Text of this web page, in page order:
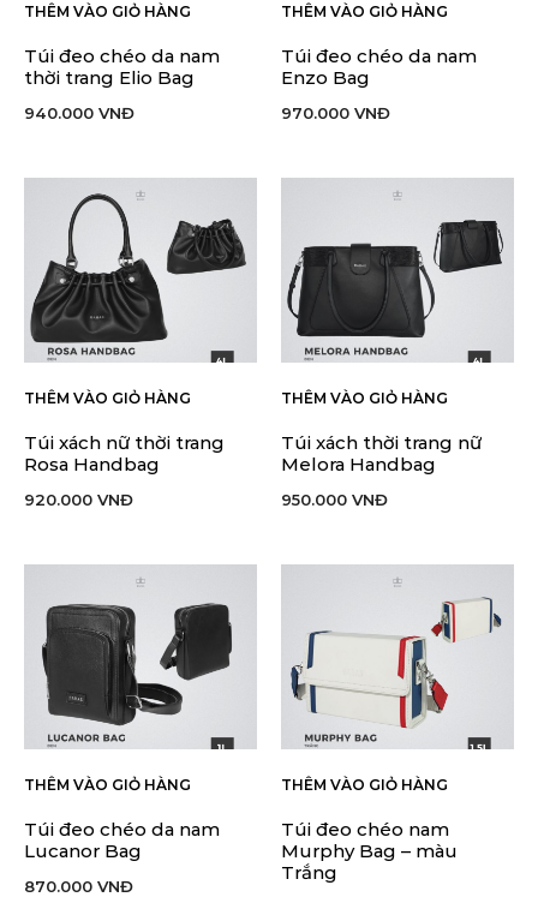
THÊM VÀO GIỎ HÀNG
Túi đeo chéo da nam
thời trang Elio Bag
940.000 VNĐ
THÊM VÀO GIỎ HÀNG
Túi đeo chéo da nam
Enzo Bag
970.000 VNĐ
THÊM VÀO GIỎ HÀNG
Túi xách nữ thời trang
Rosa Handbag
920.000 VNĐ
THÊM VÀO GIỎ HÀNG
Túi xách thời trang nữ
Melora Handbag
950.000 VNĐ
THÊM VÀO GIỎ HÀNG
Túi đeo chéo da nam
Lucanor Bag
870.000 VNĐ
THÊM VÀO GIỎ HÀNG
Túi đeo chéo nam
Murphy Bag – màu
Trắng